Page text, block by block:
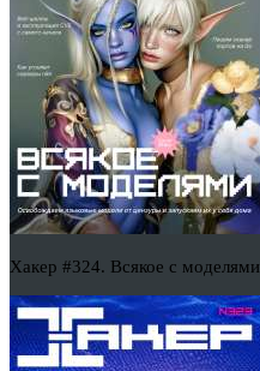
Хакер #324. Всякое с моделями